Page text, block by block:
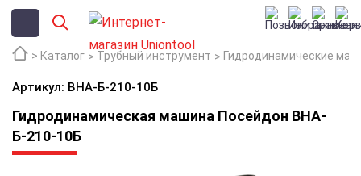
Каталог Трубный инструмент Гидродинамические
Артикул: ВНА-Б-210-10Б
Гидродинамическая машина Посейдон ВНА-
Б-210-10Б